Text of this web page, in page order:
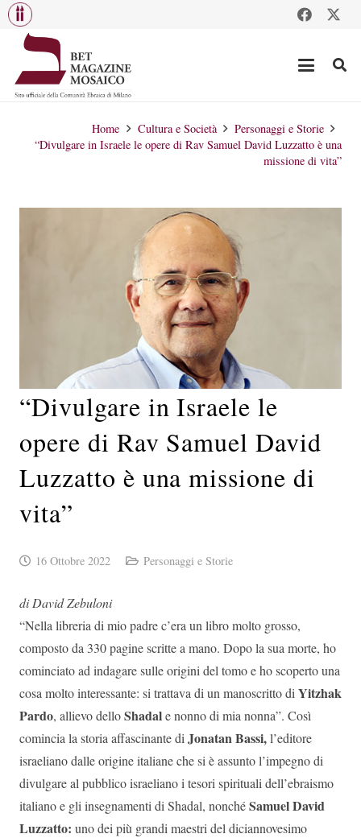
Home Cultura e Società
Personaggi e Storie
“Divulgare in Israele le opere di Rav Samuel David Luzzatto è una
missione di vita”
“Divulgare in Israele le
opere di Rav Samuel David
Luzzatto è una missione di
vita”
16 Ottobre 2022 Personaggi e Storie
di David Zebuloni
“Nella libreria di mio padre c’era un libro molto grosso,
composto da 330 pagine scritte a mano. Dopo la sua morte, ho
cominciato ad indagare sulle origini del tomo e ho scoperto una
cosa molto interessante: si trattava di un manoscritto diYitzhak
Pardo, allievo delloShadale nonno di mia nonna”. Così
comincia la storia affascinante diJonatan Bassi,l’editore
israeliano dalle origine italiane che si è assunto l’impegno di
divulgare al pubblico israeliano i tesori spirituali dell’ebraismo
italiano e gli insegnamenti di Shadal, nonchéSamuel David
Luzzatto: uno dei più grandi maestri del diciannovesimo